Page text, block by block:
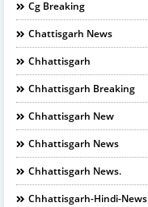
Cg Breaking
Chattisgarh News
Chhattisgarh
Chhattisgarh Breaking
Chhattisgarh New
Chhattisgarh News
Chhattisgarh News.
Chhattisgarh-Hindi-News